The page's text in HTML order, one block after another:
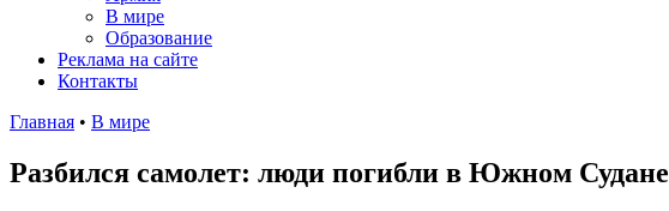
В мире
Образование
Реклама на сайте
Контакты
Главная • В мире
Разбился самолет: люди погибли в Южном Судане